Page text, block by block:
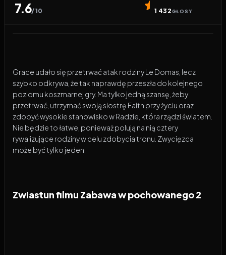
7.6/ 10 1 432GŁOSY
Grace udało się przetrwać atak rodziny Le Domas, lecz
szybko odkrywa, że tak naprawdę przeszła do kolejnego
poziomu koszmarnej gry. Ma tylko jedną szansę, żeby
przetrwać, utrzymać swoją siostrę Faith przy życiu oraz
zdobyć wysokie stanowisko w Radzie, która rządzi światem.
Nie będzie to łatwe, ponieważ polują na nią cztery
rywalizujące rodziny w celu zdobycia tronu. Zwycięzca
może być tylko jeden.
Zwiastun filmu Zabawa w pochowanego 2